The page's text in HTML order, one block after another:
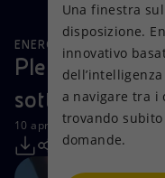
scopri EnergIA, la
artificiale.
Visione
Mission e valori
Persone e
Azioni
Diversificazione
Tecnologie per la
Prodotti
Casa
Imprese
ENERGIE RINNOVABILI
Plenitude e
sottoscrivono
10 aprile 2025 - 10:00 CEST
Una finestra
disposizione.
innovativo
a navigare tra i
trovando
domande.